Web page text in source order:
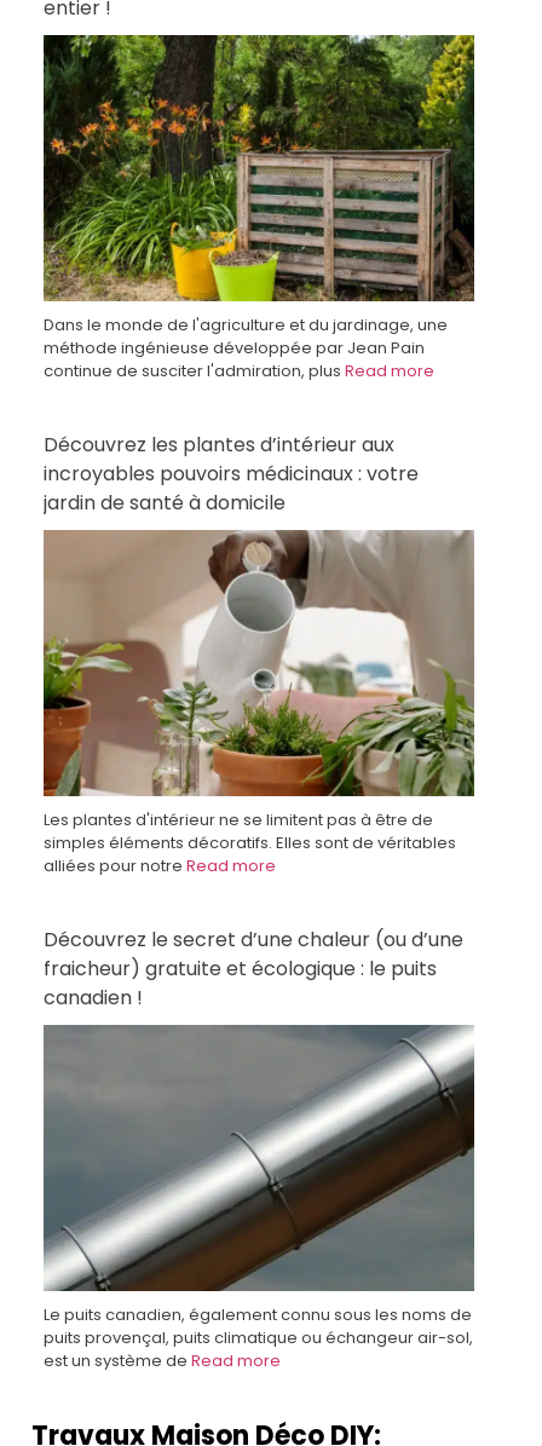
entier !
Dans le monde de l'agriculture et du jardinage, une
méthode ingénieuse développée par Jean Pain
continue de susciter l'admiration, plus Read more
Découvrez les plantes d’intérieur aux
incroyables pouvoirs médicinaux : votre
jardin de santé à domicile
Les plantes d'intérieur ne se limitent pas à être de
simples éléments décoratifs. Elles sont de véritables
alliées pour notre Read more
Découvrez le secret d’une chaleur (ou d’une
fraicheur) gratuite et écologique : le puits
canadien !
Le puits canadien, également connu sous les noms de
puits provençal, puits climatique ou échangeur air-sol,
est un système de Read more
Travaux Maison Déco DIY: